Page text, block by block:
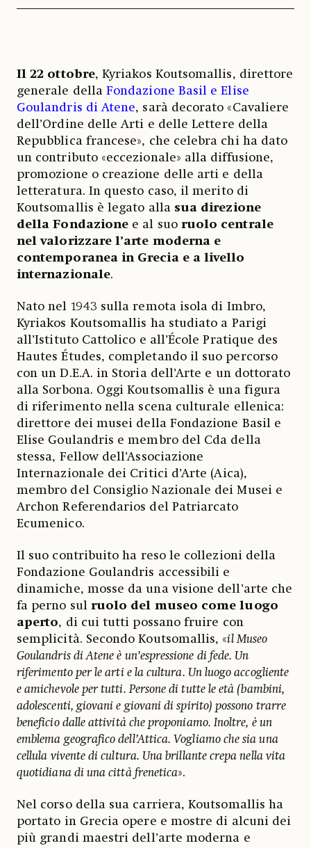
Il 22 ottobre, Kyriakos Koutsomallis, direttore
generale dellaFondazione Basil e Elise
Goulandris di Atene, sarà decorato «Cavaliere
dell’Ordine delle Arti e delle Lettere della
Repubblica francese», che celebra chi ha dato
un contributo «eccezionale» alla diffusione,
promozione o creazione delle arti e della
letteratura. In questo caso, il merito di
Koutsomallis è legato alla sua direzione
della Fondazione e al suoruolo centrale
nel valorizzare l’arte moderna e
contemporanea in Grecia e a livello
internazionale.
Nato nel 1943 sulla remota isola di Imbro,
Kyriakos Koutsomallis ha studiato a Parigi
all’Istituto Cattolico e all’École Pratique des
Hautes Études, completando il suo percorso
con un D.E.A. in Storia dell’Arte e un dottorato
alla Sorbona. Oggi Koutsomallis è una figura
di riferimento nella scena culturale ellenica:
direttore dei musei della Fondazione Basil e
Elise Goulandris e membro del Cda della
stessa, Fellow dell’Associazione
Internazionale dei Critici d’Arte (Aica),
membro del Consiglio Nazionale dei Musei e
Archon Referendarios del Patriarcato
Ecumenico.
Il suo contribuito ha reso le collezioni della
Fondazione Goulandris accessibili e
dinamiche, mosse da una visione dell’arte che
fa perno sul ruolo del museo come luogo
aperto, di cui tutti possano fruire con
semplicità. Secondo Koutsomallis, «il Museo
Goulandris di Atene è un’espressione di fede. Un
riferimento per le arti e la cultura. Un luogo accogliente
e amichevole per tutti. Persone di tutte le età (bambini,
adolescenti, giovani e giovani di spirito) possono trarre
beneficio dalle attività che proponiamo. Inoltre, è un
emblema geografico dell’Attica. Vogliamo che sia una
cellula vivente di cultura. Una brillante crepa nella vita
quotidiana di una città frenetica».
Nel corso della sua carriera, Koutsomallis ha
portato in Grecia opere e mostre di alcuni dei
più grandi maestri dell’arte moderna e